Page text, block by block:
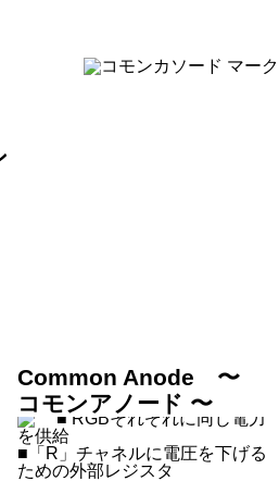
Common Anode 〜
コモンアノード 〜
■ RGBそれぞれに同じ電力
を供給
■「R」チャネルに電圧を下げる
ための外部レジスタ